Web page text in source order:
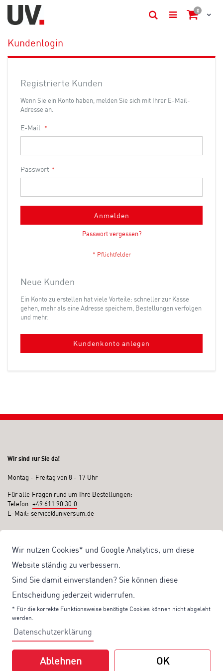
Wir nutzen Cookies* und Google Analytics, um diese
Website ständig zu verbessern.
Sind Sie damit einverstanden? Sie können diese
Entscheidung jederzeit widerrufen.
* Für die korrekte Funktionsweise benötigte Cookies können nicht abgeleht
werden.
Datenschutzerklärung
Ablehnen OK
Cart
0items
Suche
Kundenlogin
Registrierte Kunden
Wenn Sie ein Konto haben, melden Sie sich mit Ihrer E-Mail-
Adresse an.
E-Mail
Passwort
Anmelden
Passwort vergessen?
Neue Kunden
Ein Konto zu erstellen hat viele Vorteile: schneller zur Kasse
gehen, mehr als eine Adresse speichern, Bestellungen verfolgen
und mehr.
Kundenkonto anlegen
Wir sind für Sie da!
Montag - Freitag von 8 - 17 Uhr
Für alle Fragen rund um Ihre Bestellungen:
Telefon: +49 611 90 30 0
E-Mail: service@universum.de
Kostenloser Versand ab 50€ Bestellwert
Sicher Einkaufen: Rechnung, PayPal
Produktentwicklung von eigener Fachredaktion
Sonderaktionen & Preisvorteile
Aktuelle News zu unseren Shop-Angeboten
Mit unserem Newsletter UV-Report informieren wir Sie regelmäßig über
aktuelle Angebote und neue Produkte:
geht es zu unserem Newsletter.